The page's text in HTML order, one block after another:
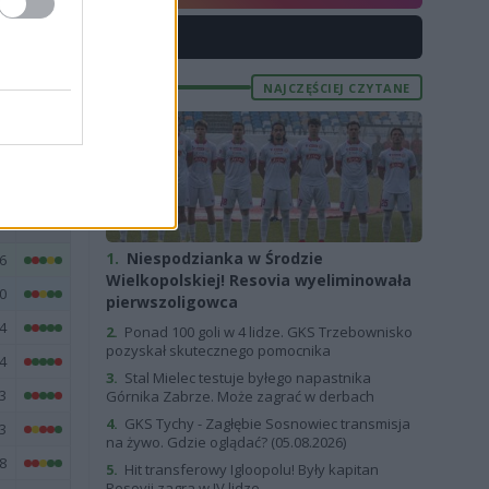
FORMA
NAJCZĘŚCIEJ CZYTANE
1. Niespodzianka w Środzie
Wielkopolskiej! Resovia wyeliminowała
pierwszoligowca
2. Ponad 100 goli w 4 lidze. GKS Trzebownisko
pozyskał skutecznego pomocnika
3. Stal Mielec testuje byłego napastnika
Górnika Zabrze. Może zagrać w derbach
4. GKS Tychy - Zagłębie Sosnowiec transmisja
na żywo. Gdzie oglądać? (05.08.2026)
5. Hit transferowy Igloopolu! Były kapitan